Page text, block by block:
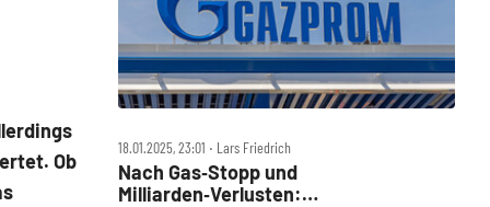
Ob
18.01.2025, 23:01 ‧ Lars Friedrich
Nach Gas‑Stopp und
Milliarden‑Verlusten: